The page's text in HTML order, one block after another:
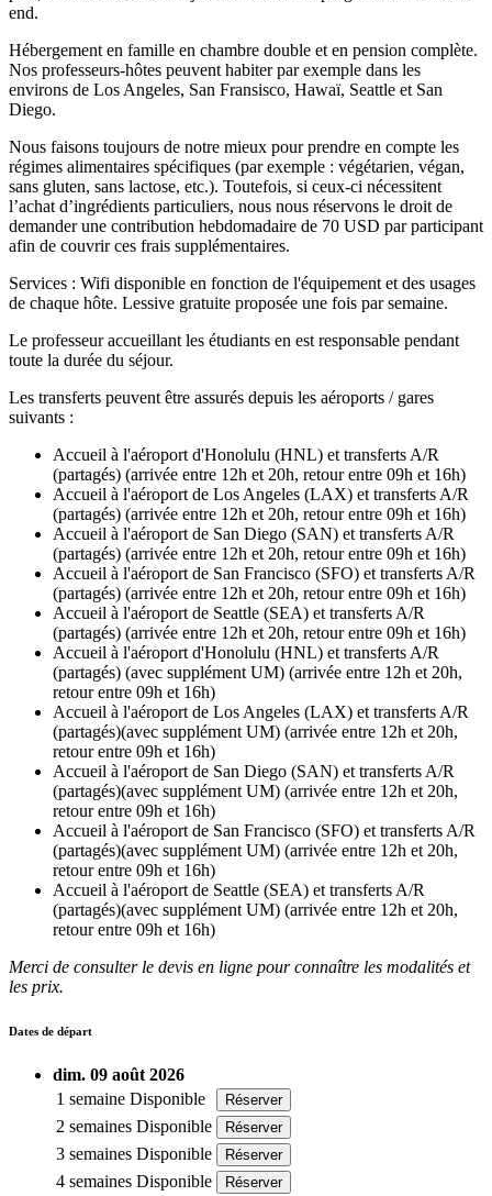
end.
Hébergement en famille en chambre double et en pension complète.
Nos professeurs-hôtes peuvent habiter par exemple dans les
environs de Los Angeles, San Fransisco, Hawaï, Seattle et San
Diego.
Nous faisons toujours de notre mieux pour prendre en compte les
régimes alimentaires spécifiques (par exemple : végétarien, végan,
sans gluten, sans lactose, etc.). Toutefois, si ceux-ci nécessitent
l’achat d’ingrédients particuliers, nous nous réservons le droit de
demander une contribution hebdomadaire de 70 USD par participant
afin de couvrir ces frais supplémentaires.
Services : Wifi disponible en fonction de l'équipement et des usages
de chaque hôte. Lessive gratuite proposée une fois par semaine.
Le professeur accueillant les étudiants en est responsable pendant
toute la durée du séjour.
Les transferts peuvent être assurés depuis les aéroports / gares
suivants :
Accueil à l'aéroport d'Honolulu (HNL) et transferts A/R
(partagés) (arrivée entre 12h et 20h, retour entre 09h et 16h)
Accueil à l'aéroport de Los Angeles (LAX) et transferts A/R
(partagés) (arrivée entre 12h et 20h, retour entre 09h et 16h)
Accueil à l'aéroport de San Diego (SAN) et transferts A/R
(partagés) (arrivée entre 12h et 20h, retour entre 09h et 16h)
Accueil à l'aéroport de San Francisco (SFO) et transferts A/R
(partagés) (arrivée entre 12h et 20h, retour entre 09h et 16h)
Accueil à l'aéroport de Seattle (SEA) et transferts A/R
(partagés) (arrivée entre 12h et 20h, retour entre 09h et 16h)
Accueil à l'aéroport d'Honolulu (HNL) et transferts A/R
(partagés) (avec supplément UM) (arrivée entre 12h et 20h,
retour entre 09h et 16h)
Accueil à l'aéroport de Los Angeles (LAX) et transferts A/R
(partagés)(avec supplément UM) (arrivée entre 12h et 20h,
retour entre 09h et 16h)
Accueil à l'aéroport de San Diego (SAN) et transferts A/R
(partagés)(avec supplément UM) (arrivée entre 12h et 20h,
retour entre 09h et 16h)
Accueil à l'aéroport de San Francisco (SFO) et transferts A/R
(partagés)(avec supplément UM) (arrivée entre 12h et 20h,
retour entre 09h et 16h)
Accueil à l'aéroport de Seattle (SEA) et transferts A/R
(partagés)(avec supplément UM) (arrivée entre 12h et 20h,
retour entre 09h et 16h)
Merci de consulter le devis en ligne pour connaître les modalités et
les prix.
Dates de départ
dim. 09 août 2026
1 semaine Disponible Réserver
2 semaines Disponible Réserver
3 semaines Disponible Réserver
4 semaines Disponible Réserver